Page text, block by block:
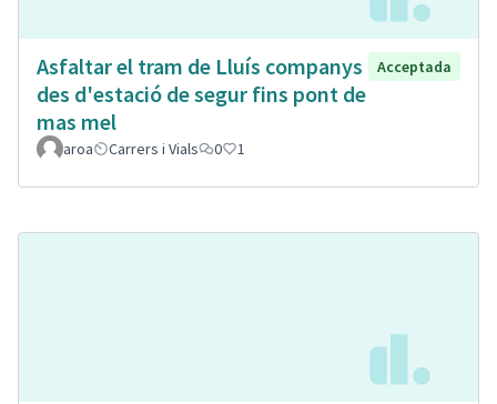
Asfaltar el tram de Lluís companys
des d'estació de segur fins pont de
mas mel
Acceptada
aroa Carrers i Vials 0 1